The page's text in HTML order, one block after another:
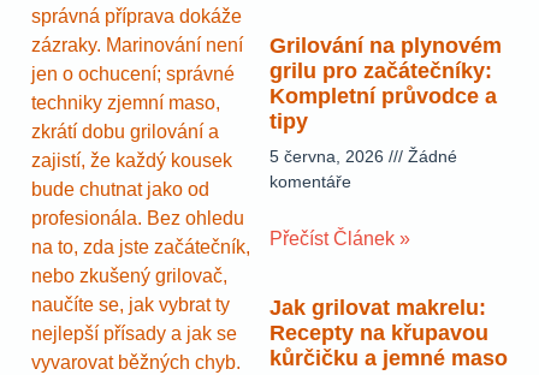
správná příprava dokáže
zázraky. Marinování není
jen o ochucení; správné
techniky zjemní maso,
zkrátí dobu grilování a
zajistí, že každý kousek
bude chutnat jako od
profesionála. Bez ohledu
na to, zda jste začátečník,
nebo zkušený grilovač,
naučíte se, jak vybrat ty
nejlepší přísady a jak se
vyvarovat běžných chyb.
Grilování na plynovém
grilu pro začátečníky:
Kompletní průvodce a
tipy
5 června, 2026
Žádné
komentáře
Přečíst Článek »
Jak grilovat makrelu:
Recepty na křupavou
kůrčičku a jemné maso